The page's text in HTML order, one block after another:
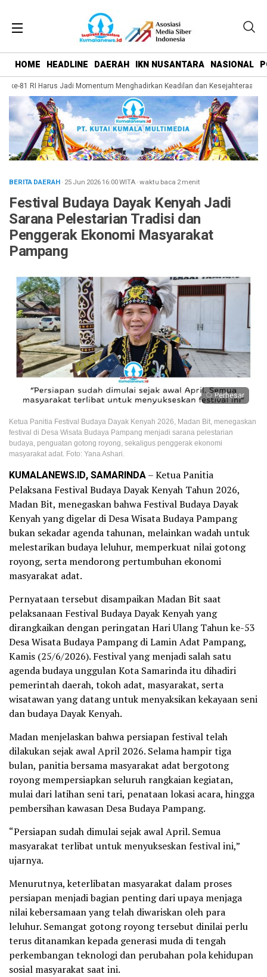
HOME HEADLINE DAERAH IKN NUSANTARA NASIONAL
81 RI Harus Jadi Momentum Menghadirkan Keadilan dan Kesejahteraan bagi
BERITA DAERAH· 25 Jun 202616:00WITA·waktu baca 2 menit
Festival Budaya Dayak Kenyah Jadi
Sarana Pelestarian Tradisi dan
Penggerak Ekonomi Masyarakat
Pampang
Perbesar
Ketua Panitia Festival Budaya Dayak Kenyah 2026, Madan Bit, menegaskan
festival di Desa Wisata Budaya Pampang menjadi sarana pelestarian
budaya, penguatan gotong royong, sekaligus penggerak ekonomi
masyarakat adat. Foto: Yana Ashari.
KUMALANEWS.ID, SAMARINDA– Ketua Panitia
Pelaksana Festival Budaya Dayak Kenyah Tahun 2026,
Madan Bit, menegaskan bahwa Festival Budaya Dayak
Kenyah yang digelar di Desa Wisata Budaya Pampang
bukan sekadar agenda tahunan, melainkan wadah untuk
melestarikan budaya leluhur, memperkuat nilai gotong
royong, serta mendorong pertumbuhan ekonomi
masyarakat adat.
Pernyataan tersebut disampaikan Madan Bit saat
pelaksanaan Festival Budaya Dayak Kenyah yang
dirangkaikan dengan peringatan Hari Ulang Tahun ke-53
Desa Wisata Budaya Pampang di Lamin Adat Pampang,
Kamis (25/6/2026). Festival yang menjadi salah satu
agenda budaya unggulan Kota Samarinda itu dihadiri
pemerintah daerah, tokoh adat, masyarakat, serta
wisatawan yang datang untuk menyaksikan kekayaan seni
dan budaya Dayak Kenyah.
Madan menjelaskan bahwa persiapan festival telah
dilakukan sejak awal April 2026. Selama hampir tiga
bulan, panitia bersama masyarakat adat bergotong
royong mempersiapkan seluruh rangkaian kegiatan,
mulai dari latihan seni tari, penataan lokasi acara, hingga
pembersihan kawasan Desa Budaya Pampang.
“Persiapan sudah dimulai sejak awal April. Semua
masyarakat terlibat untuk menyukseskan festival ini,”
ujarnya.
Menurutnya, keterlibatan masyarakat dalam proses
persiapan menjadi bagian penting dari upaya menjaga
nilai kebersamaan yang telah diwariskan oleh para
leluhur. Semangat gotong royong tersebut dinilai perlu
terus ditanamkan kepada generasi muda di tengah
perkembangan teknologi dan perubahan pola kehidupan
sosial masyarakat saat ini.